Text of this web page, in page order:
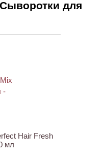
для
Hair Fresh
мл